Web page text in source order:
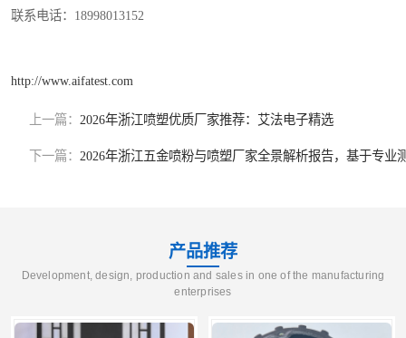
联系电话：18998013152
http://www.aifatest.com
上一篇： 2026年浙江喷塑优质厂家推荐：艾法电子精选
下一篇： 2026年浙江五金喷粉与喷塑厂家全景解析报告，基于专业
产品推荐
Development, design, production and sales in one of the manufacturing
enterprises